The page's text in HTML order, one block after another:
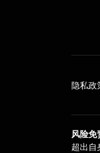
隐私政
风险免
超出自